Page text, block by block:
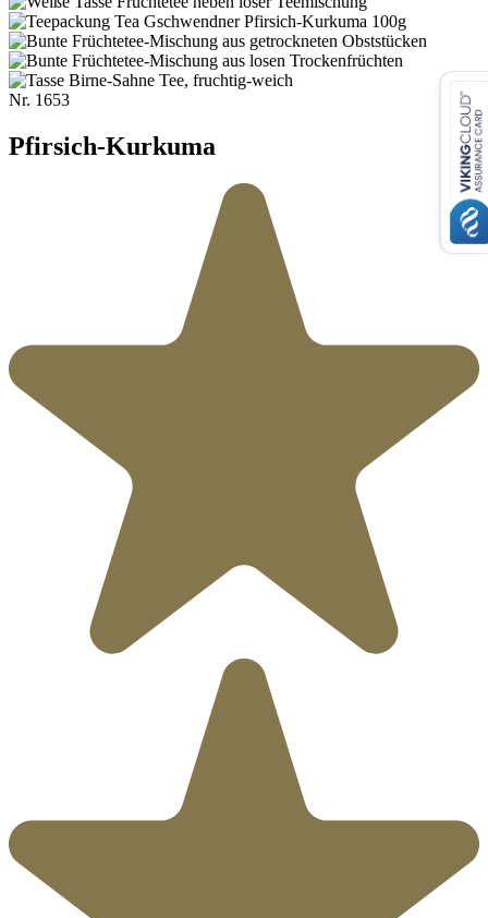
Nr. 1653
Pfirsich-Kurkuma